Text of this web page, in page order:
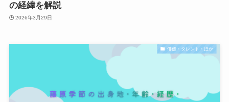
の経緯を解説
2026年3月29日
俳優・タレント・ほか